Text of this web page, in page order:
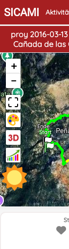
SICAMI
proy 2016-03-
Cañada de las
Start
Ende
+
−